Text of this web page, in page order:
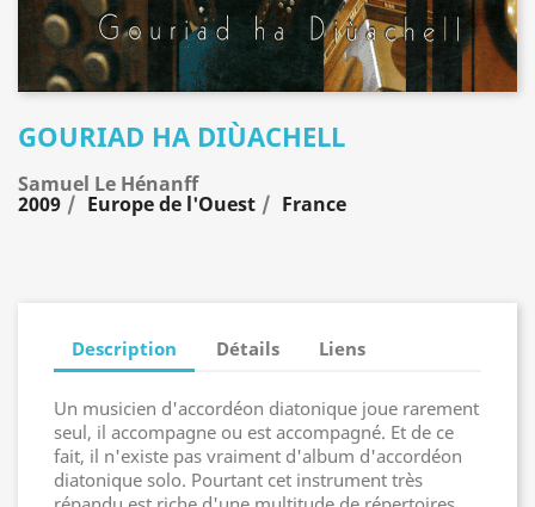
GOURIAD HA DIÙACHELL
Samuel Le Hénanff
2009 Europe de l'Ouest France
Description Détails Liens
Un musicien d'accordéon diatonique joue rarement
seul, il accompagne ou est accompagné. Et de ce
fait, il n'existe pas vraiment d'album d'accordéon
diatonique solo. Pourtant cet instrument très